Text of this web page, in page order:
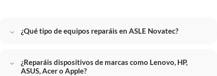
¿Qué tipo de equipos reparáis en ASLE Novatec?
¿Reparáis dispositivos de marcas como Lenovo, HP,
ASUS, Acer o Apple?